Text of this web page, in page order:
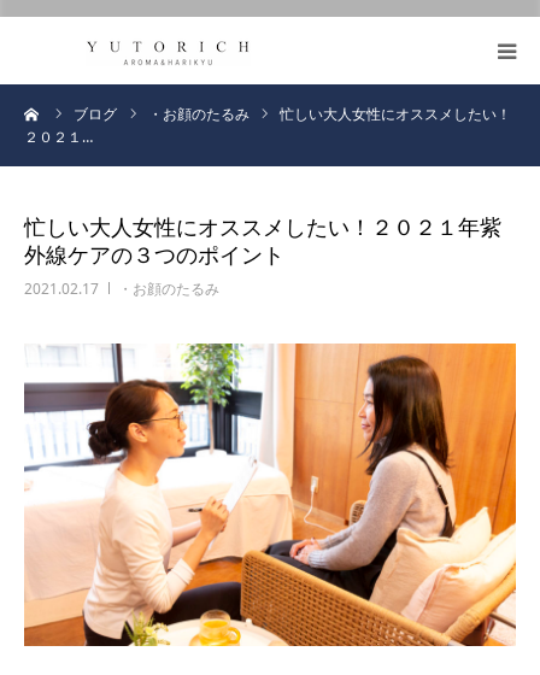
ブログ ・お顔のたるみ
忙しい大人女性にオススメしたい！
２０２１…
忙しい大人女性にオススメしたい！２０２１年紫
外線ケアの３つのポイント
2021.02.17 ・お顔のたるみ
鍼灸とアロマの効果
メニュー
ブログ
プロフィール